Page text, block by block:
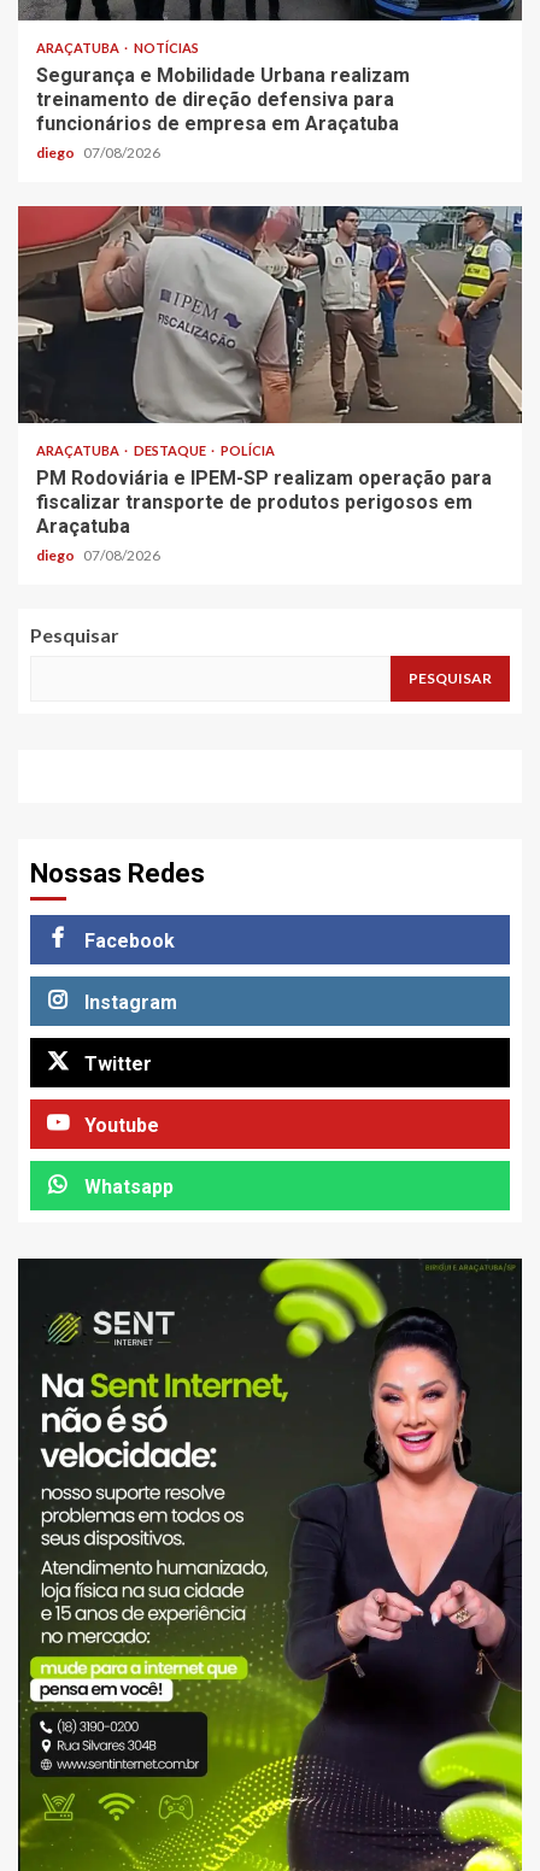
ARAÇATUBA NOTÍCIAS
Segurança e Mobilidade Urbana realizam
treinamento de direção defensiva para
funcionários de empresa em Araçatuba
diego 07/08/2026
ARAÇATUBA DESTAQUE POLÍCIA
PM Rodoviária e IPEM-SP realizam operação para
fiscalizar transporte de produtos perigosos em
Araçatuba
diego 07/08/2026
Pesquisar
PESQUISAR
Nossas Redes
Facebook
Instagram
Twitter
Youtube
Whatsapp